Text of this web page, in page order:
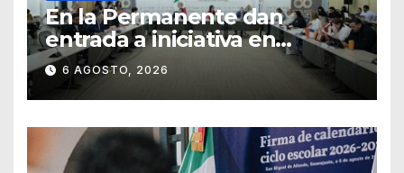
En la Permanente dan
entrada a iniciativa en
materia notarial
6 AGOSTO, 2026